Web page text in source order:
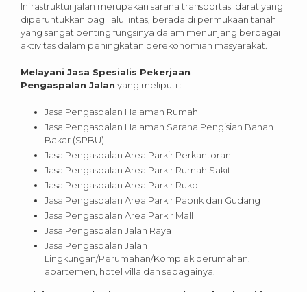
Infrastruktur jalan merupakan sarana transportasi darat yang
diperuntukkan bagi lalu lintas, berada di permukaan tanah
yang sangat penting fungsinya dalam menunjang berbagai
aktivitas dalam peningkatan perekonomian masyarakat.
Melayani Jasa Spesialis Pekerjaan
Pengaspalan Jalan yang meliputi :
Jasa Pengaspalan Halaman Rumah
Jasa Pengaspalan Halaman Sarana Pengisian Bahan
Bakar (SPBU)
Jasa Pengaspalan Area Parkir Perkantoran
Jasa Pengaspalan Area Parkir Rumah Sakit
Jasa Pengaspalan Area Parkir Ruko
Jasa Pengaspalan Area Parkir Pabrik dan Gudang
Jasa Pengaspalan Area Parkir Mall
Jasa Pengaspalan Jalan Raya
Jasa Pengaspalan Jalan
Lingkungan/Perumahan/Komplek perumahan,
apartemen, hotel villa dan sebagainya.